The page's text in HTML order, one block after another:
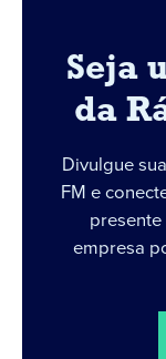
Seja
da
Divulgue
FM e
empresa